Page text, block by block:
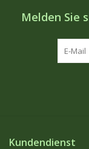
Melden Sie
Kundendienst